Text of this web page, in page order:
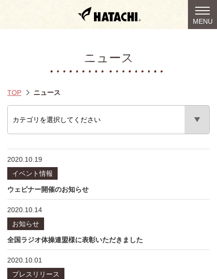
MENU
ニュース
TOP ニュース
2020.10.19
イベント情報
ウェビナー開催のお知らせ
2020.10.14
お知らせ
全国ラジオ体操連盟様に表彰いただきました
2020.10.01
プレスリリース